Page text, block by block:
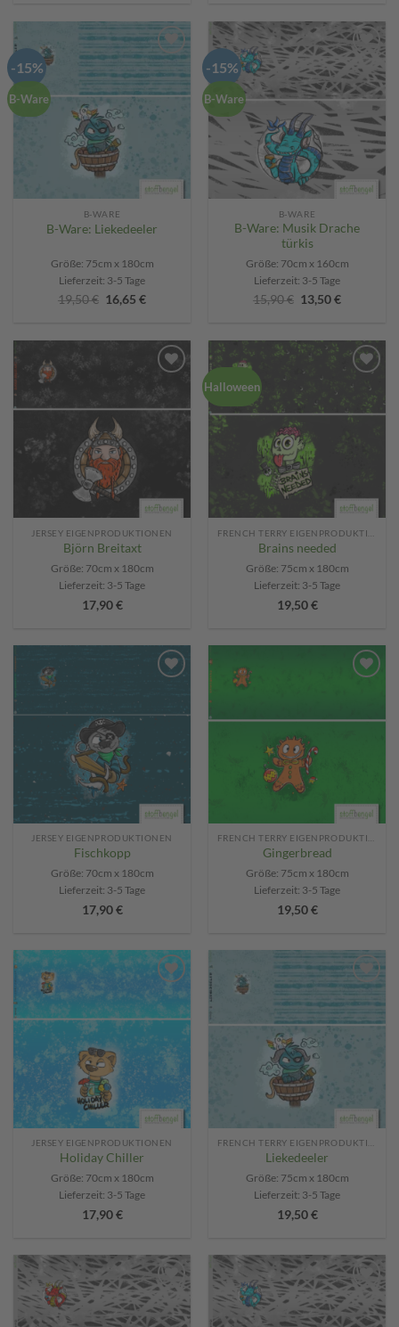
-15%
B-Ware
Add to
wishlist
B-WARE
B-Ware: Liekedeeler
Größe: 75cm x 180cm
Lieferzeit: 3-5 Tage
19,50€ Ursprünglicher
Preis
16,65€Aktueller
-15%
B-Ware
Add to
wishlist
B-WARE
B-Ware: Musik Drache
türkis
Größe: 70cm x 160cm
Lieferzeit: 3-5 Tage
15,90€ Ursprünglicher
Preis
13,50€Aktueller
JERSEY EIGENPRODUKTIONEN
Björn Breitaxt
Größe: 70cm x 180cm
Lieferzeit: 3-5 Tage
17,90€
Halloween
Add to
wishlist
Brains needed
Größe: 75cm x 180cm
Lieferzeit: 3-5 Tage
19,50€
JERSEY EIGENPRODUKTIONEN
Fischkopp
Größe: 70cm x 180cm
Lieferzeit: 3-5 Tage
17,90€
Gingerbread
Größe: 75cm x 180cm
Lieferzeit: 3-5 Tage
19,50€
Add to
wishlist
JERSEY EIGENPRODUKTIONEN
Holiday Chiller
Größe: 70cm x 180cm
Lieferzeit: 3-5 Tage
17,90€
Add to
wishlist
Liekedeeler
Größe: 75cm x 180cm
Lieferzeit: 3-5 Tage
19,50€
Add to
wishlist
Add to
wishlist